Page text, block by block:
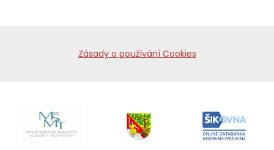
Zásady o používání Cookies